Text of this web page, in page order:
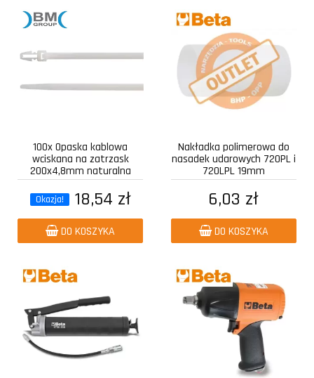
100x Opaska kablowa
wciskana na zatrzask
200x4,8mm naturalna
Okazja! 18,54 zł
DO KOSZYKA
Nakładka polimerowa do
nasadek udarowych 720PL i
720LPL 19mm
6,03 zł
DO KOSZYKA